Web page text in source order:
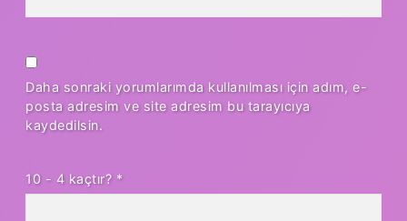
Daha sonraki yorumlarımda kullanılması için adım, e-
posta adresim ve site adresim bu tarayıcıya
kaydedilsin.
10 - 4 kaçtır? *